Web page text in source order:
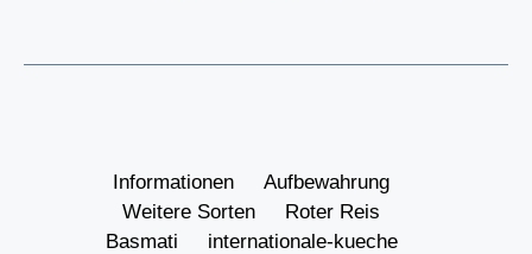
Informationen
Aufbewahrung
Weitere Sorten
Roter Reis
Basmati
internationale-kueche